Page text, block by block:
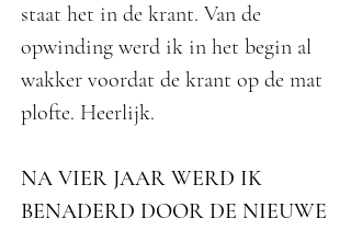
staat het in de krant. Van de
opwinding werd ik in het begin al
wakker voordat de krant op de mat
plofte. Heerlijk.
NA VIER JAAR WERD IK
BENADERD DOOR DE NIEUWE